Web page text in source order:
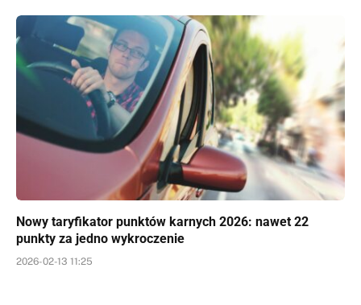
Nowy taryfikator punktów karnych 2026: nawet 22
punkty za jedno wykroczenie
2026-02-13 11:25